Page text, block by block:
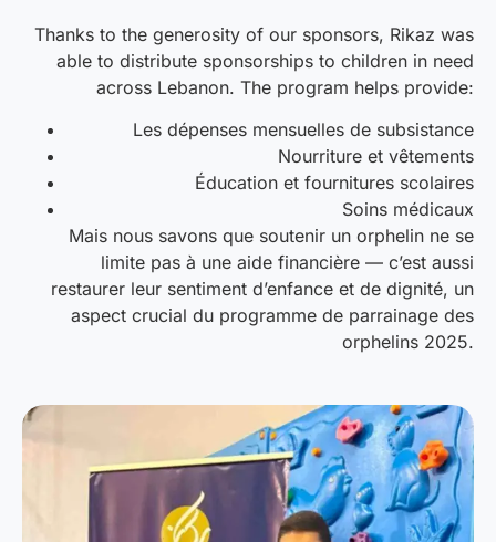
Thanks to the generosity of our sponsors, Rikaz was
able to distribute sponsorships to children in need
across Lebanon. The program helps provide:
Les dépenses mensuelles de subsistance
Nourriture et vêtements
Éducation et fournitures scolaires
Soins médicaux
Mais nous savons que soutenir un orphelin ne se
limite pas à une aide financière — c’est aussi
restaurer leur sentiment d’enfance et de dignité, un
aspect crucial du programme de parrainage des
orphelins 2025.